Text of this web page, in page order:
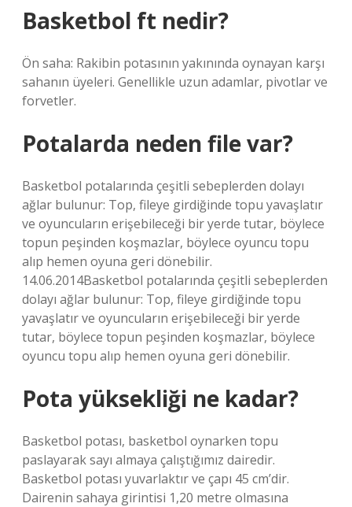
Basketbol ft nedir?
Ön saha: Rakibin potasının yakınında oynayan karşı
sahanın üyeleri. Genellikle uzun adamlar, pivotlar ve
forvetler.
Potalarda neden file var?
Basketbol potalarında çeşitli sebeplerden dolayı
ağlar bulunur: Top, fileye girdiğinde topu yavaşlatır
ve oyuncuların erişebileceği bir yerde tutar, böylece
topun peşinden koşmazlar, böylece oyuncu topu
alıp hemen oyuna geri dönebilir.
14.06.2014Basketbol potalarında çeşitli sebeplerden
dolayı ağlar bulunur: Top, fileye girdiğinde topu
yavaşlatır ve oyuncuların erişebileceği bir yerde
tutar, böylece topun peşinden koşmazlar, böylece
oyuncu topu alıp hemen oyuna geri dönebilir.
Pota yüksekliği ne kadar?
Basketbol potası, basketbol oynarken topu
paslayarak sayı almaya çalıştığımız dairedir.
Basketbol potası yuvarlaktır ve çapı 45 cm’dir.
Dairenin sahaya girintisi 1,20 metre olmasına